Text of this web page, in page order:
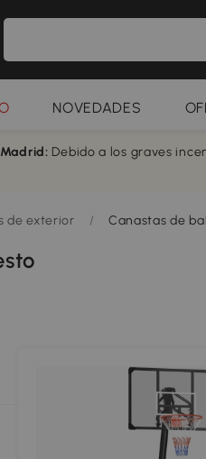
NOVEDADES
Debido a los graves
de exterior / Canastas de